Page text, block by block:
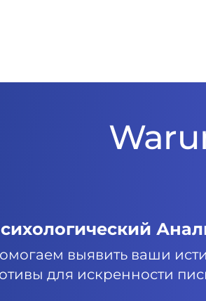
выявить ваши
для искренности